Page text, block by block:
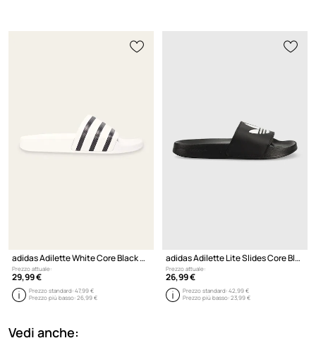
adidas Adilette White Core Black White
Prezzo attuale:
29,99 €
Prezzo standard:47,99 €
Prezzo più basso:26,99 €
adidas Adilette Lite Slides Core Black Cloud White
Prezzo attuale:
26,99 €
Prezzo standard:42,99 €
Prezzo più basso:23,99 €
Vedi anche: